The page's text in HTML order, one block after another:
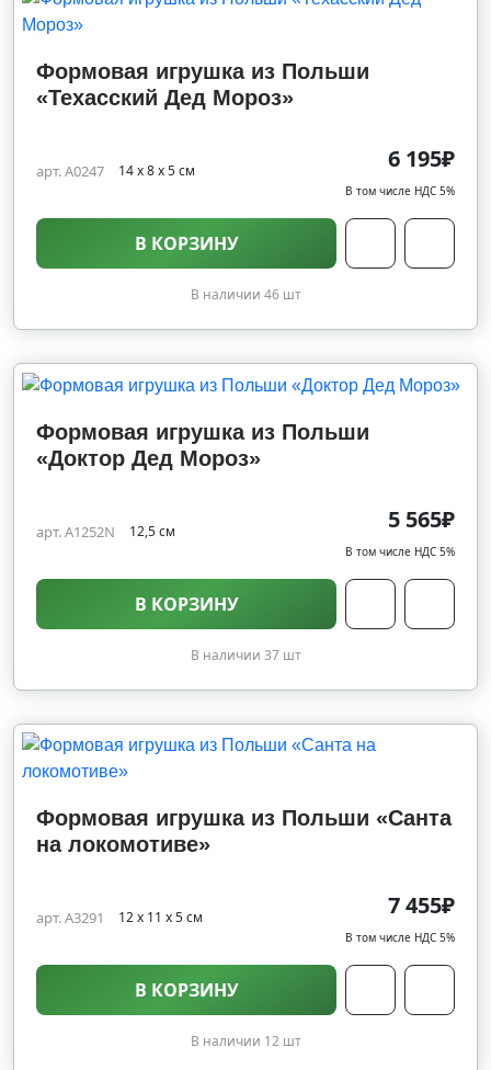
Формовая игрушка из Польши
«Техасский Дед Мороз»
14 х 8 х 5 см
арт. A0247 6 195₽
В том числе НДС 5%
В КОРЗИНУ
В наличии 46 шт
Формовая игрушка из Польши
«Доктор Дед Мороз»
12,5 см
арт. A1252N 5 565₽
В том числе НДС 5%
В КОРЗИНУ
В наличии 37 шт
Формовая игрушка из Польши «Санта
на локомотиве»
12 х 11 х 5 см
арт. A3291 7 455₽
В том числе НДС 5%
В КОРЗИНУ
В наличии 12 шт